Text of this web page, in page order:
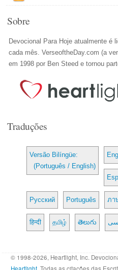
Sobre
Devocional Para Hoje atualmente é
cada mês. VerseoftheDay.com (a
em 1998 por Ben Steed e tornou
Traduções
Versão Bilíngüe:
(Português / English)
Русский Português ภา
हिन्दी தமிழ் తెలుగు
© 1998-2026, Heartlight, Inc.